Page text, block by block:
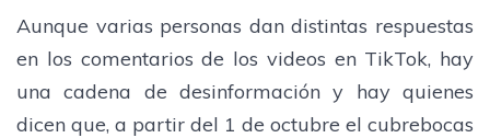
Aunque varias personas dan distintas respuestas
en los comentarios de los videos en TikTok, hay
una cadena de desinformación y hay quienes
dicen que, a partir del 1 de octubre el cubrebocas